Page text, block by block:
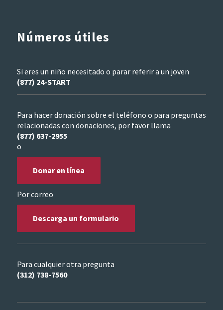
Números útiles
Si eres un niño necesitado o parar referir a un joven
(877) 24-START
Para hacer donación sobre el teléfono o para preguntas
relacionadas con donaciones, por favor llama
(877) 637-2955
o
Donar en línea
Por correo
Descarga un formulario
Para cualquier otra pregunta
(312) 738-7560